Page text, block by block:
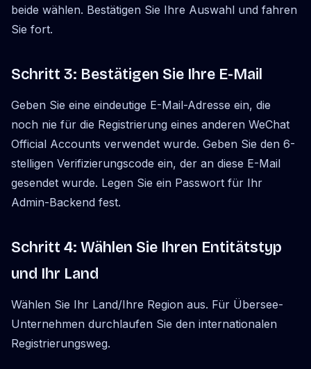
beide wählen. Bestätigen Sie Ihre Auswahl und fahren
Sie fort.
Schritt 3: Bestätigen Sie Ihre E-Mail
Geben Sie eine eindeutige E-Mail-Adresse ein, die
noch nie für die Registrierung eines anderen WeChat
Official Accounts verwendet wurde. Geben Sie den 6-
stelligen Verifizierungscode ein, der an diese E-Mail
gesendet wurde. Legen Sie ein Passwort für Ihr
Admin-Backend fest.
Schritt 4: Wählen Sie Ihren Entitätstyp
und Ihr Land
Wählen Sie Ihr Land/Ihre Region aus. Für Übersee-
Unternehmen durchlaufen Sie den internationalen
Registrierungsweg.